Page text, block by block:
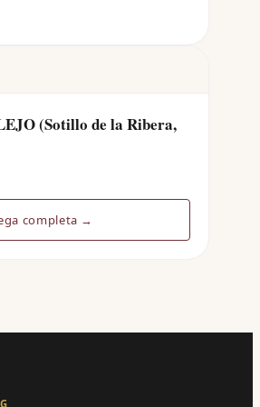
(Sotillo de la Ribera,
completa →